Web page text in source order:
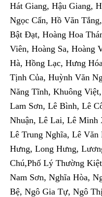
Hát Giang, Hậu Giang,
Ngọc Cẩn, Hồ Văn
Bật Đạt, Hoàng Hoa
Viên, Hoàng Sa, Hoàng
Hà, Hồng Lạc, Hưng
Tịnh Của, Huỳnh Văn
Năng Tĩnh, Khuông
Lam Sơn, Lê Bình, Lê
Nhuận, Lê Lai, Lê Minh
Lê Trung Nghĩa, Lê
Hưng, Long Hưng,
Chú,Phố Lý Thường
Nam Sơn, Nghĩa Hòa,
Bệ, Ngô Gia Tự, Ngô